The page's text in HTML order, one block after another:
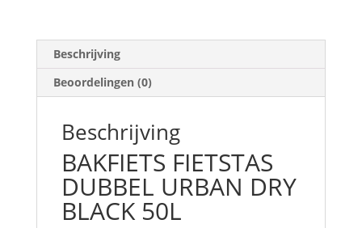
Beschrijving
Beoordelingen (0)
Beschrijving
BAKFIETS FIETSTAS
DUBBEL URBAN DRY
BLACK 50L